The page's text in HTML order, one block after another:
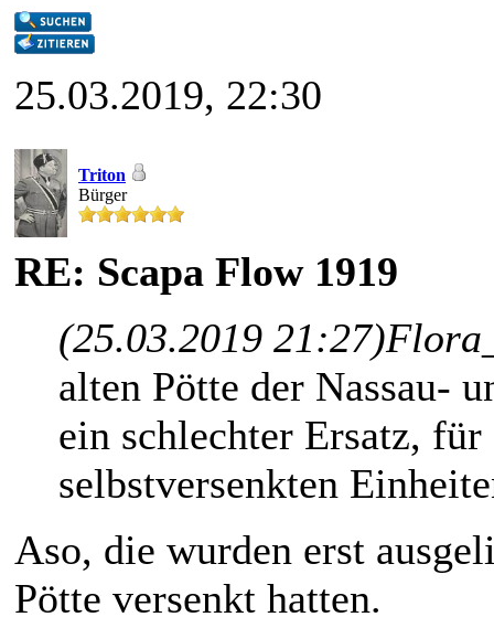
25.03.2019, 22:30
Triton
Bürger
RE: Scapa Flow 1919
(25.03.2019 21:27)
alten Pötte der Nassau-
ein schlechter Ersatz,
selbstversenkten
Aso, die wurden erst
Pötte versenkt hatten.